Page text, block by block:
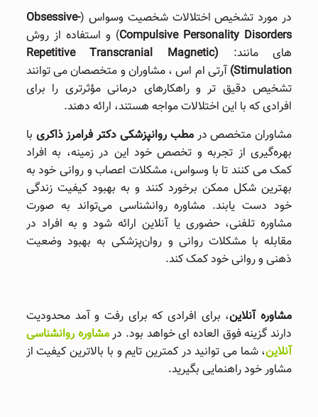
در مورد تشخیص اختلالات شخصیت وسواس (Obsessive-
Compulsive Personality Disorders) و استفاده از روش
‌های مانند:
(Repetitive Transcranial Magnetic
Stimulation) آرتی ام اس ، مشاوران و متخصصان می ‌توانند
تشخیص دقیق ‌تر و راهکارهای درمانی مؤثرتری را برای
افرادی که با این اختلالات مواجه هستند، ارائه دهند.
مشاوران متخصص درمطب روانپزشکی دکتر فرامرز ذاکری با
بهره‌گیری از تجربه و تخصص خود این در زمینه، به افراد
کمک می کنند تا با وسواس، مشکلات اعصاب و روانی خود به
بهترین شکل ممکن برخورد کنند و به بهبود کیفیت زندگی
خود دست یابند. مشاوره روانشناسی می‌تواند به صورت
مشاوره تلفنی، حضوری یا آنلاین ارائه شود و به افراد در
مقابله با مشکلات روانی و روان‌پزشکی به بهبود وضعیت
ذهنی و روانی خود کمک کند.
مشاوره آنلاین، برای افرادی که برای رفت و آمد محدودیت
دارند گزینه فوق العاده ای خواهد بود. درمشاوره روانشناسی
آنلاین، شما می توانید در کمترین تایم و با بالاترین کیفیت از
مشاور خود راهنمایی بگیرید.